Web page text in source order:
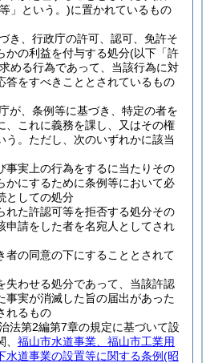
」という。)に置かれているもの
、行政庁の許可、認可、免許そ
かの利益を付与する処分(以下「許
める行為であって、当該行為に対
答をすべきこととされているもの
、条例等に基づき、特定の者を
、これに義務を課し、又はその権
。 ただし、次のいずれかに該当
事実上の行為をするに当たりその
かにするために条例等において必
としての処分
れた許認可等を拒否する処分その
申請をした者を名宛人としてされ
者の同意の下にすることとされて
失わせる処分であって、当該許認
事実が消滅した旨の届出があった
れるもの
法第2編第7章の規定に基づいて設
福山市水道事業、福山市工業用
水道事業の設置等に関する条例(昭